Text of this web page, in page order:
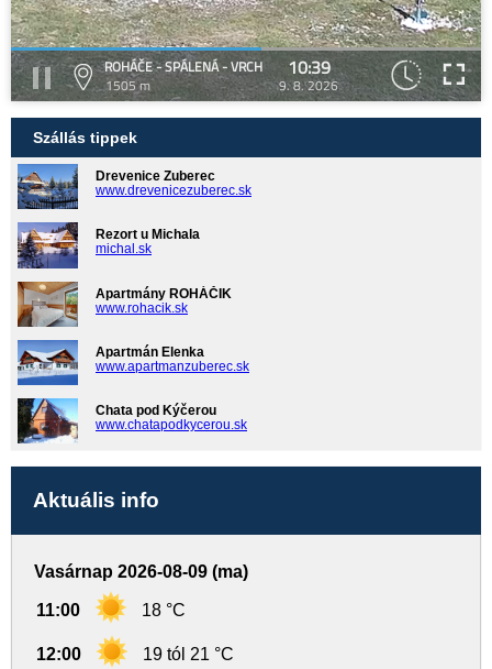
ROHÁČE - SPÁLENÁ - VRCH
1505 m
10:39
9. 8. 2026
Szállás tippek
Drevenice Zuberec
www.drevenicezuberec.sk
Rezort u Michala
michal.sk
Apartmány ROHÁČIK
www.rohacik.sk
Apartmán Elenka
www.apartmanzuberec.sk
Chata pod Kýčerou
www.chatapodkycerou.sk
Aktuális info
Vasárnap 2026-08-09 (ma)
11:00 18 °C
12:00 19 tól 21 °C